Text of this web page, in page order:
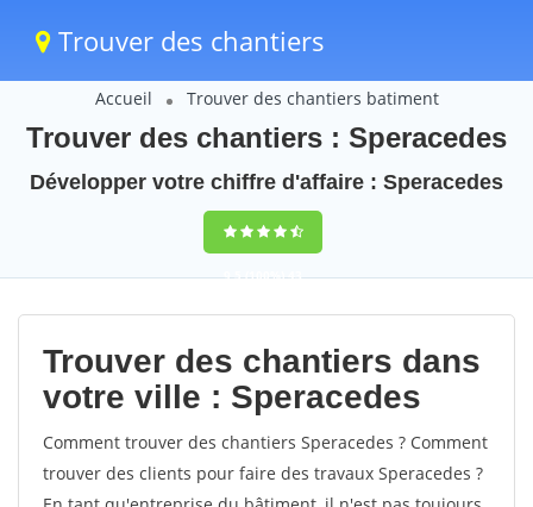
Trouver des chantiers
Accueil Trouver des chantiers batiment
Trouver des chantiers : Speracedes
Développer votre chiffre d'affaire : Speracedes
9,5(100%)43
votes
Trouver des chantiers dans
votre ville : Speracedes
Comment trouver des chantiers Speracedes ? Comment
trouver des clients pour faire des travaux Speracedes ?